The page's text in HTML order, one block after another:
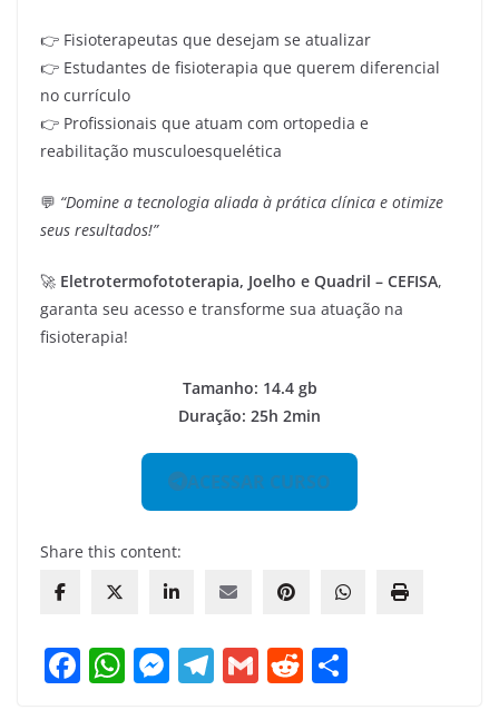
👉 Fisioterapeutas que desejam se atualizar
👉 Estudantes de fisioterapia que querem diferencial
no currículo
👉 Profissionais que atuam com ortopedia e
reabilitação musculoesquelética
💬 “Domine a tecnologia aliada à prática clínica e otimize
seus resultados!”
🚀 Eletrotermofototerapia, Joelho e Quadril – CEFISA,
garanta seu acesso e transforme sua atuação na
fisioterapia!
Tamanho: 14.4 gb
Duração: 25h 2min
ACESSAR CURSO
Share this content:
F W M T G R